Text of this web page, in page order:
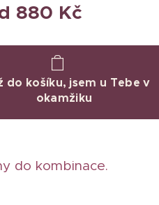
880 Kč
do kombinace.